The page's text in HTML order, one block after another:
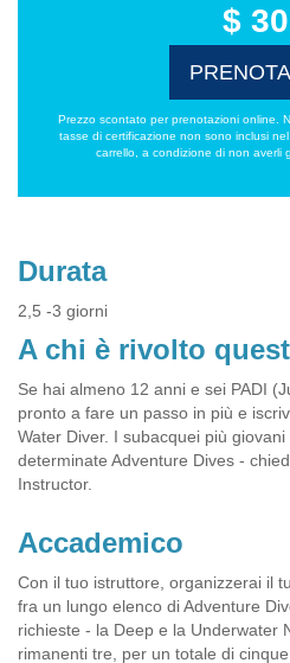
$
Prezzo scontato per prenotazioni online.
tasse di certificazione non sono inclusi
carrello, a condizione di non averli
Durata
2,5 -3 giorni
A chi è rivolto
Se hai almeno 12 anni e sei PADI
pronto a fare un passo in più e
Water Diver. I subacquei più
determinate Adventure Dives -
Instructor.
Accademico
Con il tuo istruttore, organizzerai il
fra un lungo elenco di Adventure
richieste - la Deep e la Underwater
rimanenti tre, per un totale di